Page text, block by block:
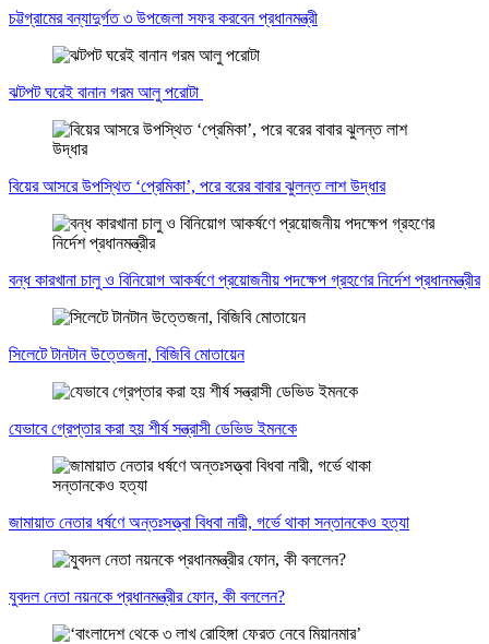
চট্টগ্রামের বন্যাদুর্গত ৩ উপজেলা সফর করবেন প্রধানমন্ত্রী
ঝটপট ঘরেই বানান গরম আলু পরোটা
বিয়ের আসরে উপস্থিত ‘প্রেমিকা’, পরে বরের বাবার ঝুলন্ত লাশ উদ্ধার
বন্ধ কারখানা চালু ও বিনিয়োগ আকর্ষণে প্রয়োজনীয় পদক্ষেপ গ্রহণের নির্দেশ প্রধানমন্ত্রীর
সিলেটে টানটান উত্তেজনা, বিজিবি মোতায়েন
যেভাবে গ্রেপ্তার করা হয় শীর্ষ সন্ত্রাসী ডেভিড ইমনকে
জামায়াত নেতার ধর্ষণে অন্তঃসত্ত্বা বিধবা নারী, গর্ভে থাকা সন্তানকেও হত্যা
যুবদল নেতা নয়নকে প্রধানমন্ত্রীর ফোন, কী বললেন?